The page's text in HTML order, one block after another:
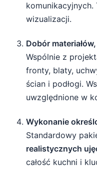
komunikacyjnych.
wizualizacji.
Dobór
Wspólnie z
fronty, blaty,
ścian i podłogi.
uwzględnione w
Wykonanie
Standardowy
realistycznych
całość kuchni i